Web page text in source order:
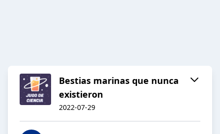
Bestias marinas que nunca
existieron
2022-07-29